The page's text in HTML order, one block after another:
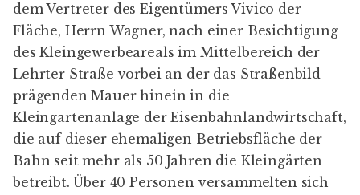
dem Vertreter des Eigentümers Vivico der
Fläche, Herrn Wagner, nach einer Besichtigung
des Kleingewerbeareals im Mittelbereich der
Lehrter Straße vorbei an der das Straßenbild
prägenden Mauer hinein in die
Kleingartenanlage derEisenbahnlandwirtschaft,
die auf dieser ehemaligen Betriebsfläche der
Bahn seit mehr als 50 Jahren die Kleingärten
betreibt. Über 40 Personen versammelten sich